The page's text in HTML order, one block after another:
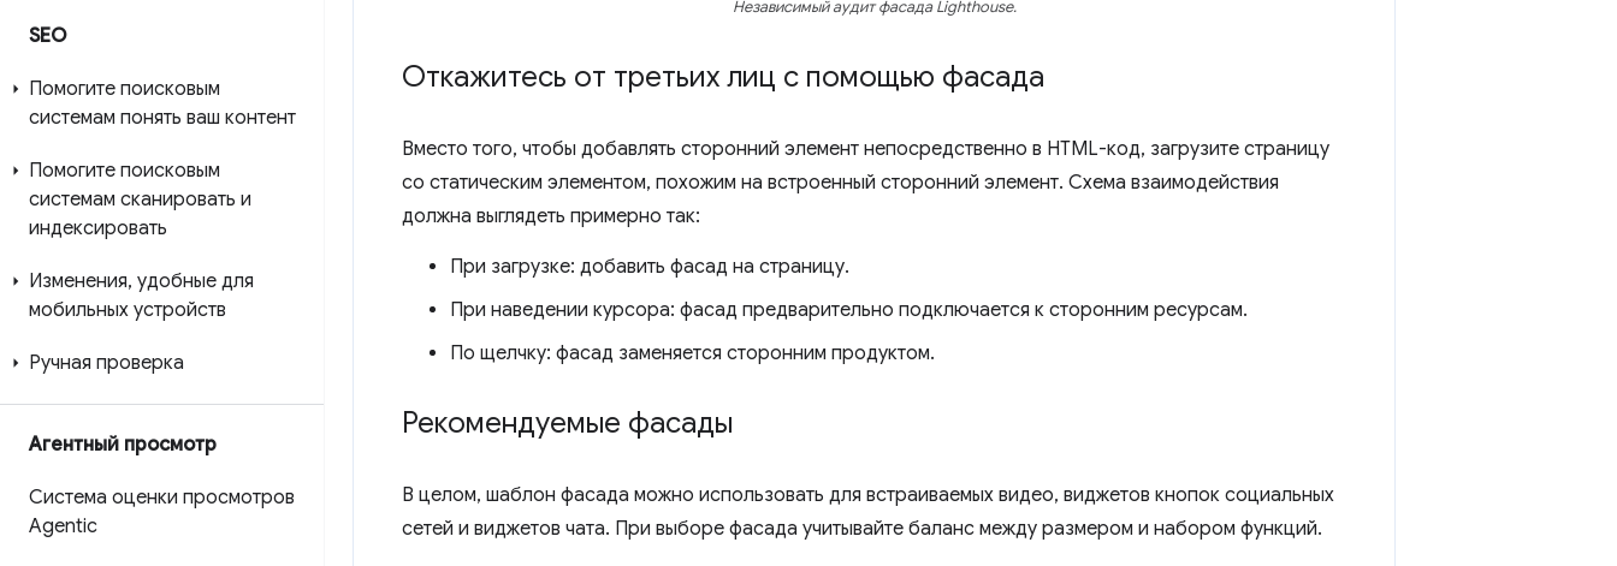
SEO
Помогите поисковым
системам понять ваш контент
Помогите поисковым
системам сканировать и
индексировать
Изменения, удобные для
мобильных устройств
Ручная проверка
Агентный просмотр
Система оценки просмотров
Agentic
Независимый аудит фасада Lighthouse.
Откажитесь от третьих лиц с помощью фасада
Вместо того, чтобы добавлять сторонний элемент непосредственно в HTML-код, загрузите страницу
со статическим элементом, похожим на встроенный сторонний элемент. Схема взаимодействия
должна выглядеть примерно так:
При загрузке: добавить фасад на страницу.
При наведении курсора: фасад предварительно подключается к сторонним ресурсам.
По щелчку: фасад заменяется сторонним продуктом.
Рекомендуемые фасады
В целом, шаблон фасада можно использовать для встраиваемых видео, виджетов кнопок социальных
сетей и виджетов чата. При выборе фасада учитывайте баланс между размером и набором функций.